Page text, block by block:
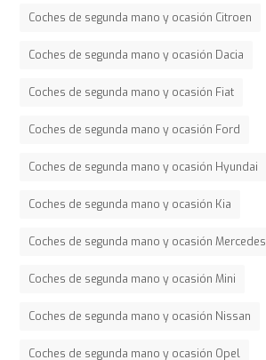
Coches de segunda mano y ocasión Citroen
Coches de segunda mano y ocasión Dacia
Coches de segunda mano y ocasión Fiat
Coches de segunda mano y ocasión Ford
Coches de segunda mano y ocasión Hyundai
Coches de segunda mano y ocasión Kia
Coches de segunda mano y ocasión Mercedes
Coches de segunda mano y ocasión Mini
Coches de segunda mano y ocasión Nissan
Coches de segunda mano y ocasión Opel